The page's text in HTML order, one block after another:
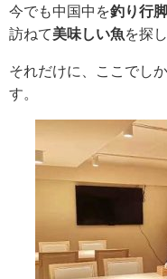
今でも中国中を釣り行脚
訪ねて美味しい魚を探
それだけに、ここでし
す。